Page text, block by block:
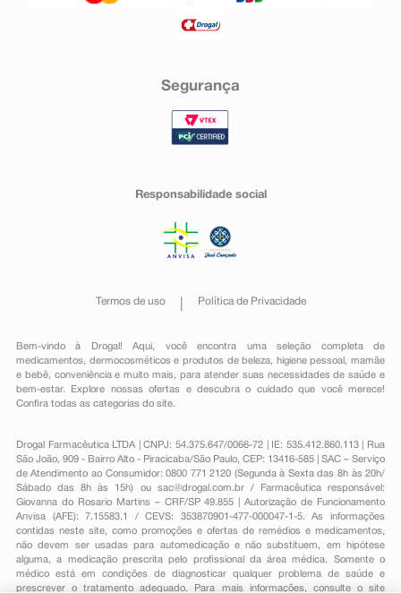
Segurança
Responsabilidade social
Termos de uso Política de Privacidade
Bem-vindo à Drogal! Aqui, você encontra uma seleção completa de
medicamentos , dermocosméticos e produtos de beleza, higiene pessoal ,mamãe
e bebê, conveniênciae muito mais, para atender suas necessidades de saúde e
bem-estar. Explore nossas ofertas e descubra o cuidado que você merece!
Confira todas as categorias do site.
Drogal Farmacêutica LTDA | CNPJ: 54.375.647/0066-72 | IE: 535.412.860.113 | Rua
São João, 909 - Bairro Alto - Piracicaba/São Paulo, CEP: 13416-585 | SAC – Serviço
de Atendimento ao Consumidor: 0800 771 2120 (Segunda à Sexta das 8h às 20h/
Sábado das 8h às 15h) ou sac@drogal.com.br/ Farmacêutica responsável:
Giovanna do Rosario Martins – CRF/SP 49.855 | Autorização de Funcionamento
Anvisa (AFE): 7.15583.1 / CEVS: 353870901-477-000047-1-5. As informações
contidas neste site, como promoções e ofertas de remédios e medicamentos,
não devem ser usadas para automedicação e não substituem, em hipótese
alguma, a medicação prescrita pelo profissional da área médica. Somente o
médico está em condições de diagnosticar qualquer problema de saúde e
prescrever o tratamento adequado. Para mais informações, consulte o site